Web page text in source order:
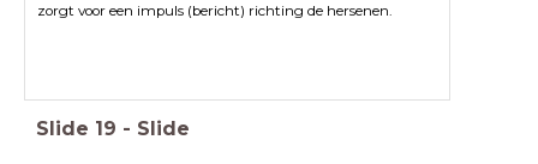
zorgt voor een impuls (bericht) richting de hersenen.
Slide 19 - Slide